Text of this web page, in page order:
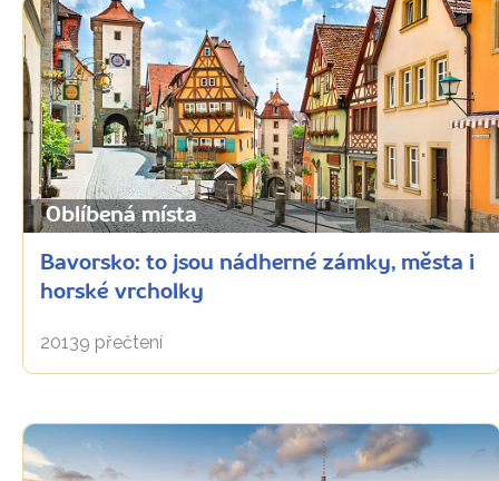
Oblíbená místa
Bavorsko: to jsou nádherné zámky, města i
horské vrcholky
20139 přečtení